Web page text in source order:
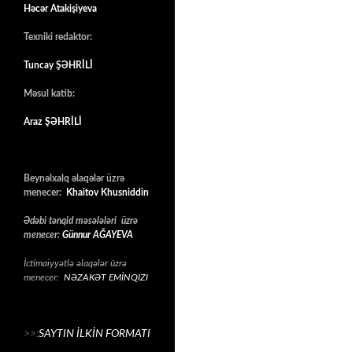
Həcər Atakişiyeva
Texniki redaktor:
Tuncay ŞƏHRİLİ
Məsul katib:
Araz ŞƏHRİLİ
Beynəlxalq əlaqələr üzrə
menecer:
Khaitov Khusniddin
Ədəbi tənqid məsələləri üzrə
menecer: Günnur AĞAYEVA
İctimaiyyətlə əlaqələr üzrə
menecer: NƏZAKƏT EMİNQIZI
>>:SAYTIN İLKİN FORMATI